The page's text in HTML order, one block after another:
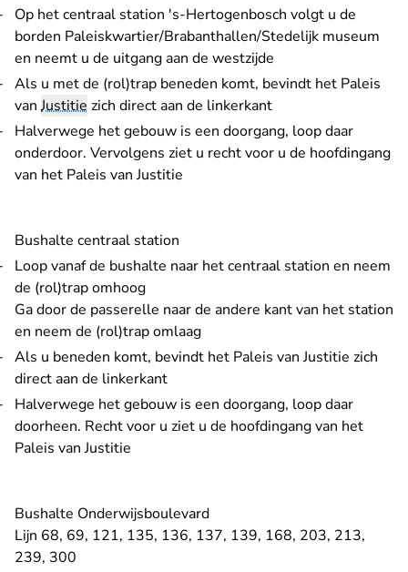
Op het centraal station 's-Hertogenbosch volgt u de
borden Paleiskwartier/Brabanthallen/Stedelijk museum
en neemt u de uitgang aan de westzijde
Als u met de (rol)trap beneden komt, bevindt het Paleis
vanJustitie zich direct aan de linkerkant
Halverwege het gebouw is een doorgang, loop daar
onderdoor. Vervolgens ziet u recht voor u de hoofdingang
van het Paleis van Justitie
Bushalte centraal station
Loop vanaf de bushalte naar het centraal station en neem
de (rol)trap omhoog
Ga door de passerelle naar de andere kant van het station
en neem de (rol)trap omlaag
Als u beneden komt, bevindt het Paleis van Justitie zich
direct aan de linkerkant
Halverwege het gebouw is een doorgang, loop daar
doorheen. Recht voor u ziet u de hoofdingang van het
Paleis van Justitie
Bushalte Onderwijsboulevard
Lijn 68, 69, 121, 135, 136, 137, 139, 168, 203, 213,
239, 300